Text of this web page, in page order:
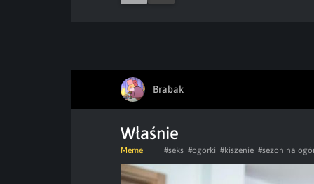
Brabak
Właśnie
Meme #seks #ogorki #kiszenie #sezon na